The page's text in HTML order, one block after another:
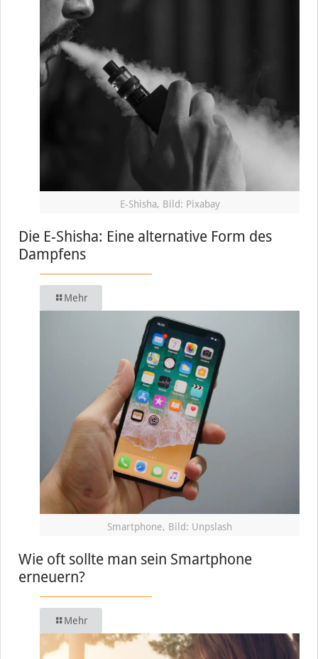
E-Shisha, Bild: Pixabay
Die E-Shisha: Eine alternative Form des
Dampfens
Mehr
Smartphone, Bild: Unpslash
Wie oft sollte man sein Smartphone
erneuern?
Mehr